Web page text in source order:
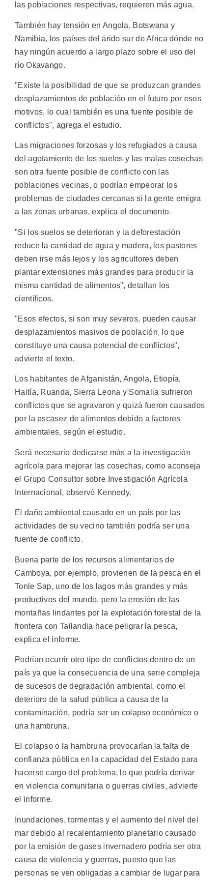
las poblaciones respectivas, requieren más agua.
También hay tensión en Angola, Botswana y
Namibia, los países del árido sur de Africa dónde no
hay ningún acuerdo a largo plazo sobre el uso del
río Okavango.
"Existe la posibilidad de que se produzcan grandes
desplazamientos de población en el futuro por esos
motivos, lo cual también es una fuente posible de
conflictos", agrega el estudio.
Las migraciones forzosas y los refugiados a causa
del agotamiento de los suelos y las malas cosechas
son otra fuente posible de conflicto con las
poblaciones vecinas, o podrían empeorar los
problemas de ciudades cercanas si la gente emigra
a las zonas urbanas, explica el documento.
"Si los suelos se deterioran y la deforestación
reduce la cantidad de agua y madera, los pastores
deben irse más lejos y los agricultores deben
plantar extensiones más grandes para producir la
misma cantidad de alimentos", detallan los
científicos.
"Esos efectos, si son muy severos, pueden causar
desplazamientos masivos de población, lo que
constituye una causa potencial de conflictos",
advierte el texto.
Los habitantes de Afganistán, Angola, Etiopía,
Haitía, Ruanda, Sierra Leona y Somalia sufrieron
conflictos que se agravaron y quizá fueron causados
por la escasez de alimentos debido a factores
ambientales, según el estudio.
Será necesario dedicarse más a la investigación
agrícola para mejorar las cosechas, como aconseja
el Grupo Consultor sobre Investigación Agrícola
Internacional, observó Kennedy.
El daño ambiental causado en un país por las
actividades de su vecino también podría ser una
fuente de conflicto.
Buena parte de los recursos alimentarios de
Camboya, por ejemplo, provienen de la pesca en el
Tonle Sap, uno de los lagos más grandes y más
productivos del mundo, pero la erosión de las
montañas lindantes por la explotación forestal de la
frontera con Tailandia hace peligrar la pesca,
explica el informe.
Podrían ocurrir otro tipo de conflictos dentro de un
país ya que la consecuencia de una serie compleja
de sucesos de degradación ambiental, como el
deterioro de la salud pública a causa de la
contaminación, podría ser un colapso económico o
una hambruna.
El colapso o la hambruna provocarían la falta de
confianza pública en la capacidad del Estado para
hacerse cargo del problema, lo que podría derivar
en violencia comunitaria o guerras civiles, advierte
el informe.
Inundaciones, tormentas y el aumento del nivel del
mar debido al recalentamiento planetario causado
por la emisión de gases invernadero podría ser otra
causa de violencia y guerras, puesto que las
personas se ven obligadas a cambiar de lugar para